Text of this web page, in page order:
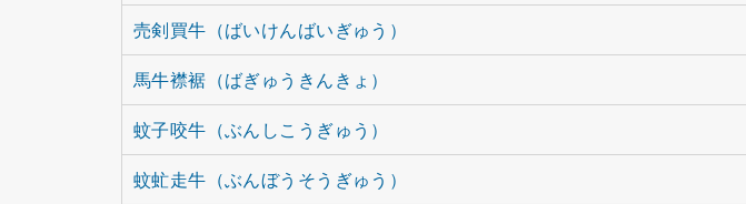
売剣買牛（ばいけんばいぎゅう）
馬牛襟裾（ばぎゅうきんきょ）
蚊子咬牛（ぶんしこうぎゅう）
蚊虻走牛（ぶんぼうそうぎゅう）